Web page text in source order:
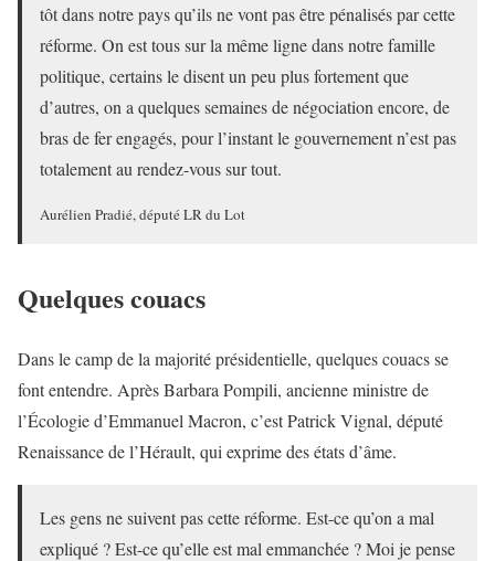
tôt dans notre pays qu’ils ne vont pas être pénalisés par cette
réforme. On est tous sur la même ligne dans notre famille
politique, certains le disent un peu plus fortement que
d’autres, on a quelques semaines de négociation encore, de
bras de fer engagés, pour l’instant le gouvernement n’est pas
totalement au rendez-vous sur tout.
Aurélien Pradié, député LR du Lot
Quelques couacs
Dans le camp de la majorité présidentielle, quelques couacs se
font entendre. Après Barbara Pompili, ancienne ministre de
l’Écologie d’Emmanuel Macron, c’est Patrick Vignal, député
Renaissance de l’Hérault, qui exprime des états d’âme.
Les gens ne suivent pas cette réforme. Est-ce qu’on a mal
expliqué ? Est-ce qu’elle est mal emmanchée ? Moi je pense